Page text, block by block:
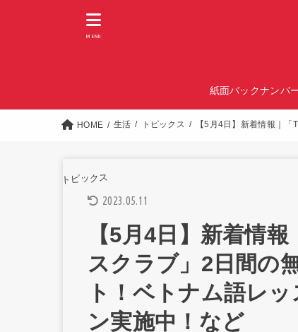
紙面バックナンバ
MENU
HOME 生活 トピックス 【5月4日】新着情報｜
トピックス
2023.05.11
【5月4日】新着情
スクラブ」2日間の
ト！ベトナム語レ
ン実施中！など